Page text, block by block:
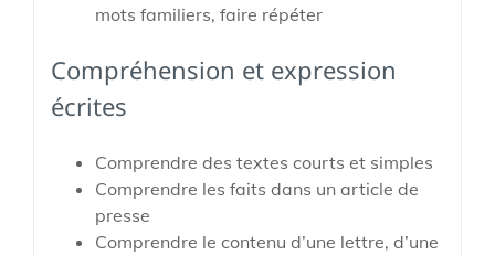
mots familiers, faire répéter
Compréhension et expression
écrites
Comprendre des textes courts et simples
Comprendre les faits dans un article de
presse
Comprendre le contenu d’une lettre, d’une